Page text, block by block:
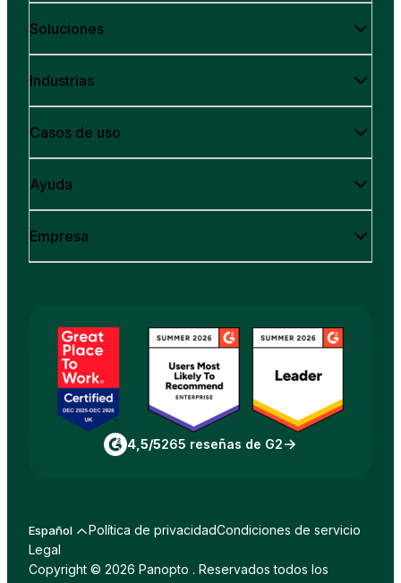
Soluciones
Industrias
Casos de uso
Ayuda
Empresa
4,5/5265 reseñas de G2
Español Política de privacidadCondiciones de servicio
Legal
Copyright © 2026 Panopto . Reservados todos los